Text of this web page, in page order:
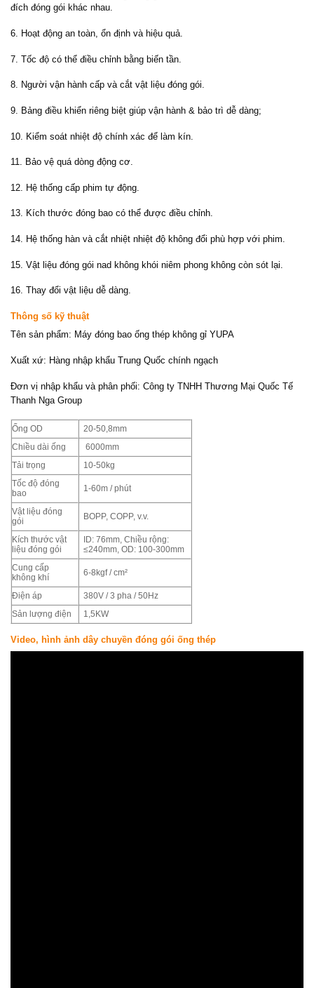
đích đóng gói khác nhau.
6. Hoạt động an toàn, ổn định và hiệu quả.
7. Tốc độ có thể điều chỉnh bằng biến tần.
8. Người vận hành cấp và cắt vật liệu đóng gói.
9. Bảng điều khiển riêng biệt giúp vận hành & bảo trì dễ dàng;
10. Kiểm soát nhiệt độ chính xác để làm kín.
11. Bảo vệ quá dòng động cơ.
12. Hệ thống cấp phim tự động.
13. Kích thước đóng bao có thể được điều chỉnh.
14. Hệ thống hàn và cắt nhiệt nhiệt độ không đổi phù hợp với phim.
15. Vật liệu đóng gói nad không khói niêm phong không còn sót lại.
16. Thay đổi vật liệu dễ dàng.
Thông số kỹ thuật
Tên sản phẩm: Máy đóng bao ống thép không gỉ YUPA
Xuất xứ: Hàng nhập khẩu Trung Quốc chính ngạch
Đơn vị nhập khẩu và phân phối: Công ty TNHH Thương Mại Quốc Tế
Thanh Nga Group
Ống OD 20-50,8mm
Chiều dài ống 6000mm
Tải trọng 10-50kg
Tốc độ đóng
bao
1-60m / phút
Vật liệu đóng
gói
BOPP, COPP, v.v.
Kích thước vật
liệu đóng gói
ID: 76mm, Chiều rộng:
≤240mm, OD: 100-300mm
Cung cấp
không khí
6-8kgf / cm²
Điện áp 380V / 3 pha / 50Hz
Sản lượng điện 1,5KW
Video, hình ảnh dây chuyền đóng gói ống thép